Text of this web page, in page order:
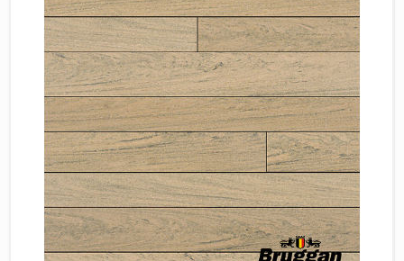
Инженерная доска
Паркетная доска
Полы для ванных комнат
Террасная доска
Пробковые покрытия
Ламинат
Виниловые покрытия
Стеновые панели
Лепнина